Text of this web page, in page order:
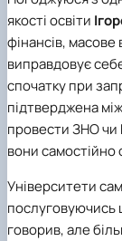
якості освіти
фінансів,
виправдовує
спочатку при
підтверджена
провести ЗНО чи
вони
Університети
послуговуючись
говорив, але